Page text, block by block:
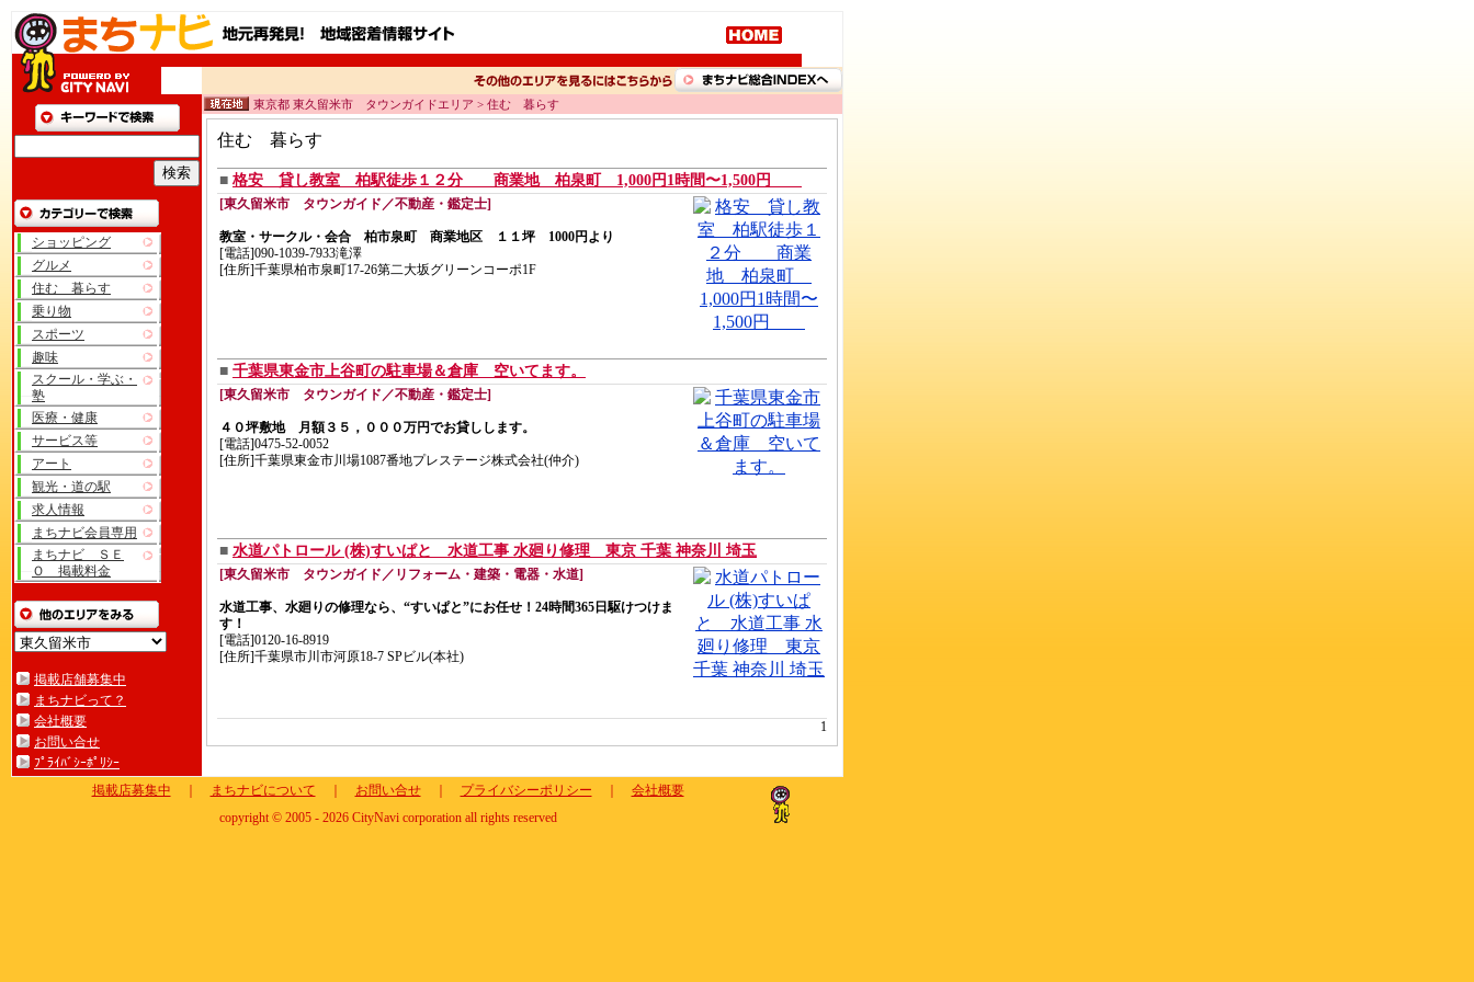
ショッピング
グルメ
住む 暮らす
乗り物
スポーツ
趣味
スクール・学ぶ・
塾
医療・健康
サービス等
アート
観光・道の駅
求人情報
まちナビ会員専用
まちナビ ＳＥ
Ｏ 掲載料金
掲載店舗募集中
まちナビって？
会社概要
お問い合せ
ﾌﾟﾗｲﾊﾞｼｰﾎﾟﾘｼｰ
東京都 東久留米市 タウンガイドエリア > 住む 暮らす
住む 暮らす
■ 格安 貸し教室 柏駅徒歩１２分 商業地 柏泉町 1,000円1時間〜1,500円
[東久留米市 タウンガイド／不動産・鑑定士]
教室・サークル・会合 柏市泉町 商業地区 １１坪 1000円より
[電話]090-1039-7933滝澤
[住所]千葉県柏市泉町17-26第二大坂グリーンコーポ1F
■ 千葉県東金市上谷町の駐車場＆倉庫 空いてます。
[東久留米市 タウンガイド／不動産・鑑定士]
４０坪敷地 月額３５，０００万円でお貸しします。
[電話]0475-52-0052
[住所]千葉県東金市川場1087番地プレステージ株式会社(仲介)
■ 水道パトロール (株)すいぱと 水道工事 水廻り修理 東京 千葉 神奈川 埼玉
[東久留米市 タウンガイド／リフォーム・建築・電器・水道]
水道工事、水廻りの修理なら、“すいぱと”にお任せ！24時間365日駆けつけま
す！
[電話]0120-16-8919
[住所]千葉県市川市河原18-7 SPビル(本社)
1
掲載店募集中 まちナビについて お問い合せ｜ プライバシーポリシー
会社概要
copyright © 2005 - 2026 CityNavi corporation all rights reserved